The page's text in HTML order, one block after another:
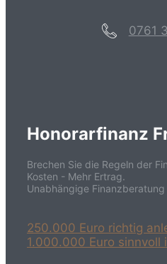
0761
Honorarfinanz
Brechen Sie die Regeln der
Kosten - Mehr Ertrag.
Unabhängige
250.000 Euro richtig
1.000.000 Euro sinnvoll